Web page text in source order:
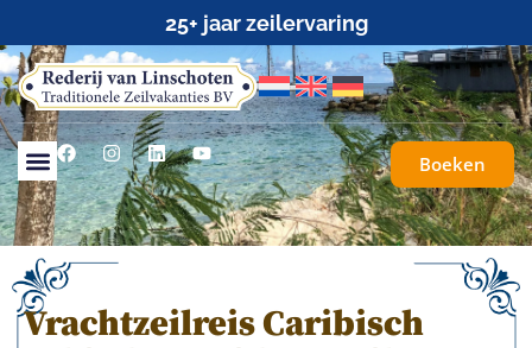
25+ jaar zeilervaring
Boeken
Vrachtzeilreis Caribisch